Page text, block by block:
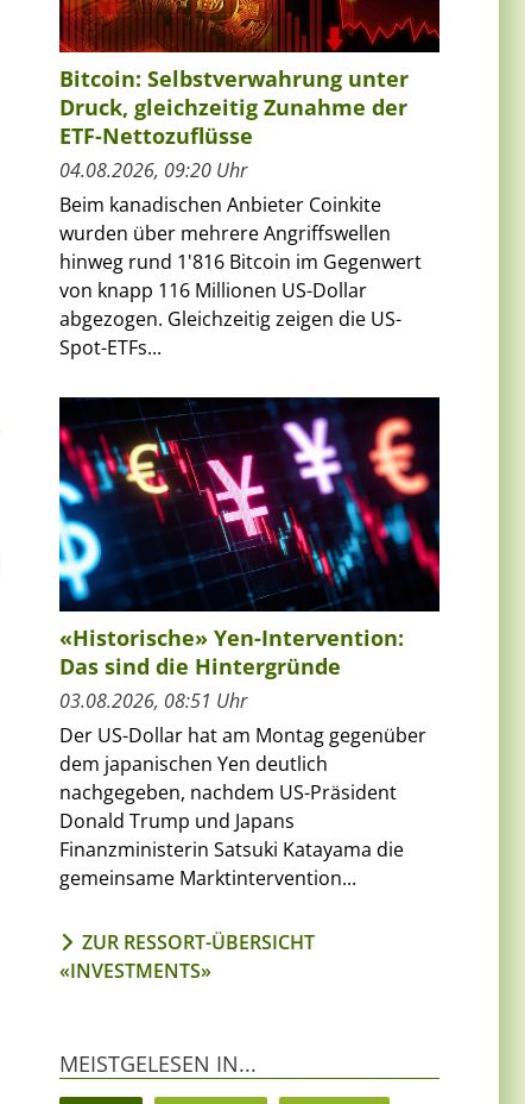
Bitcoin: Selbstverwahrung unter
Druck, gleichzeitig Zunahme der
ETF-Nettozuflüsse
04.08.2026, 09:20 Uhr
Beim kanadischen Anbieter Coinkite
wurden über mehrere Angriffswellen
hinweg rund 1'816 Bitcoin im Gegenwert
von knapp 116 Millionen US-Dollar
abgezogen. Gleichzeitig zeigen die US-
Spot-ETFs...
«Historische» Yen-Intervention:
Das sind die Hintergründe
03.08.2026, 08:51 Uhr
Der US-Dollar hat am Montag gegenüber
dem japanischen Yen deutlich
nachgegeben, nachdem US-Präsident
Donald Trump und Japans
Finanzministerin Satsuki Katayama die
gemeinsame Marktintervention...
ZUR RESSORT-ÜBERSICHT
«INVESTMENTS»
MEISTGELESEN IN...